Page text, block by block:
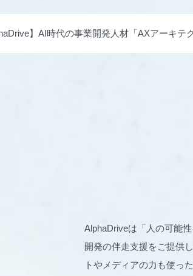
】AI時代の事業開発人材「AXアーキテ
AlphaDriveは「人の可能
開発の伴走支援をご提供
トやメディアの力も使っ